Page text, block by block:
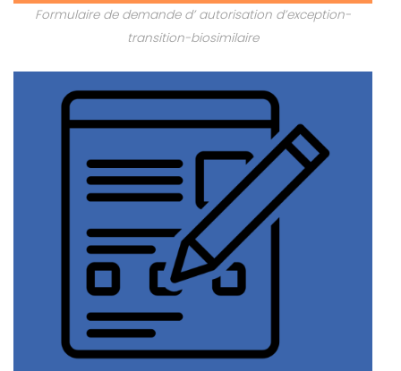
Formulaire de demande d’ autorisation d’exception-
transition-biosimilaire